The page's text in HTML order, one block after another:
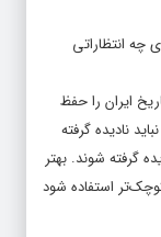
چه انتظاراتی
ایران را حفظ
نادیده گرفته
گرفته شوند. بهتر
استفاده شود